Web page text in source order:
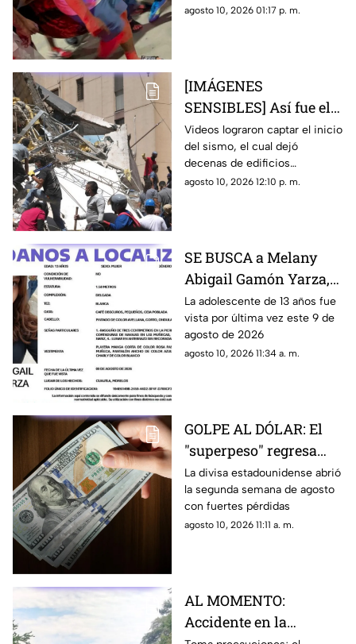
Juárez, desatando momentos
agosto 10, 2026 01:17 p. m.
[IMÁGENES
SENSIBLES] Así fue el
devastador terremoto
de 7.4 que dejó al
menos 71 muertos en
Colombia
Videos lograron captar el inicio
del sismo, el cual dejó
decenas de edificios
colapsados y momentos de
agosto 10, 2026 12:10 p. m.
SE BUSCA a Melany
Abigail Gamón Yarza,
menor DESAPARECIDA
en Cuautla
La adolescente de 13 años fue
vista por última vez este 9 de
agosto de 2026
agosto 10, 2026 11:34 a. m.
GOLPE AL DÓLAR: El
"superpeso" regresa
este inicio de semana;
estoy cuesta HOY 10 de
agosto
La divisa estadounidense abrió
la segunda semana de agosto
con fuertes pérdidas
agosto 10, 2026 11:11 a. m.
AL MOMENTO:
Accidente en la